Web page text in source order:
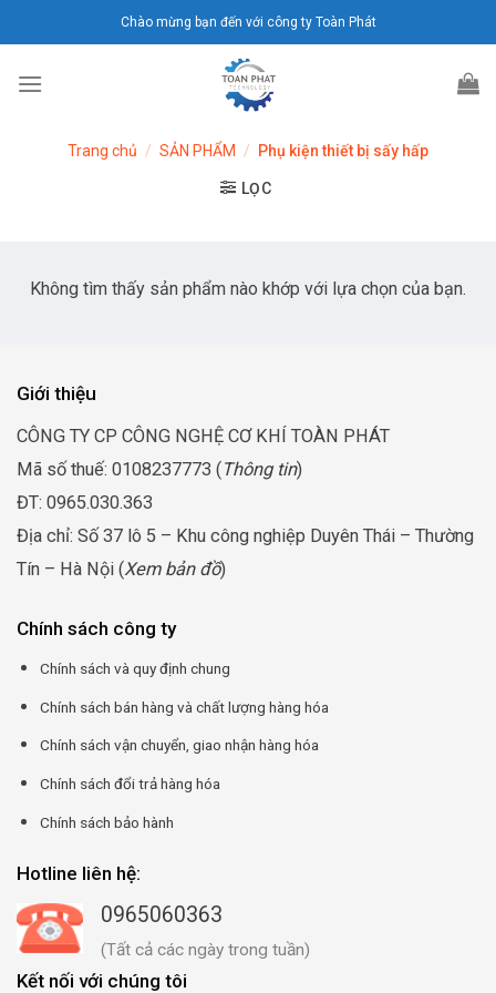
đến
dung
Chào mừng bạn đến với công ty Toàn Phát
Trang chủ / SẢN PHẨM / Phụ kiện thiết bị sấy hấp
LỌC
Không tìm thấy sản phẩm nào khớp với lựa chọn của bạn.
Giới thiệu
CÔNG TY CP CÔNG NGHỆ CƠ KHÍ TOÀN PHÁT
Mã số thuế: 0108237773 (Thông tin)
ĐT: 0965.030.363
Địa chỉ: Số 37 lô 5 – Khu công nghiệp Duyên Thái – Thường
Tín – Hà Nội (Xem bản đồ)
Chính sách công ty
Chính sách và quy định chung
Chính sách bán hàng và chất lượng hàng hóa
Chính sách vận chuyển, giao nhận hàng hóa
Chính sách đổi trả hàng hóa
Chính sách bảo hành
Hotline liên hệ:
0965060363
(Tất cả các ngày trong tuần)
Kết nối với chúng tôi